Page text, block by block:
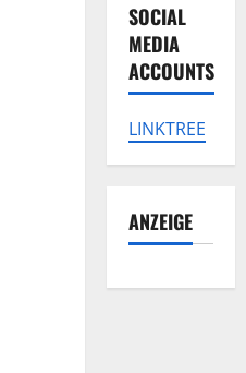
SOCIAL
MEDIA
ACCOUNTS
LINKTREE
ANZEIGE